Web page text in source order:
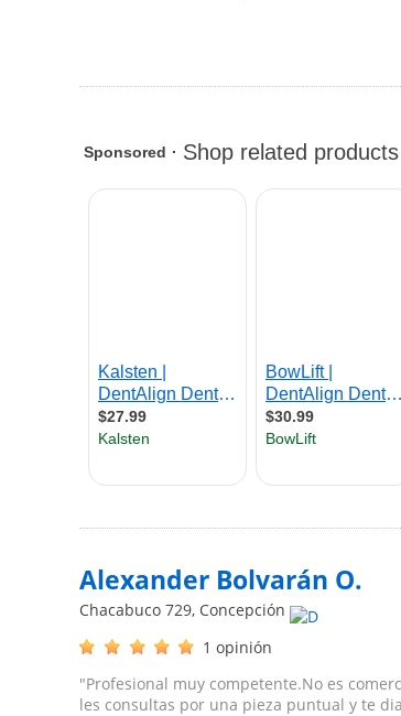
Alexander Bolvarán O.
Chacabuco 729, Concepción
1 opinión
"Profesional muy competente.No es
les consultas por una pieza puntual y te